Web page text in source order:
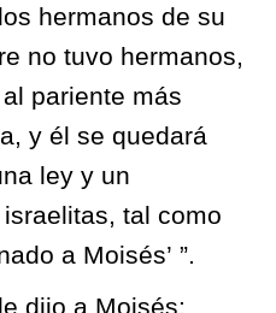
hermanos de su
no tuvo hermanos,
pariente más
y él se quedará
ley y un
tal como
a Moisés’ ”.
dijo a Moisés: